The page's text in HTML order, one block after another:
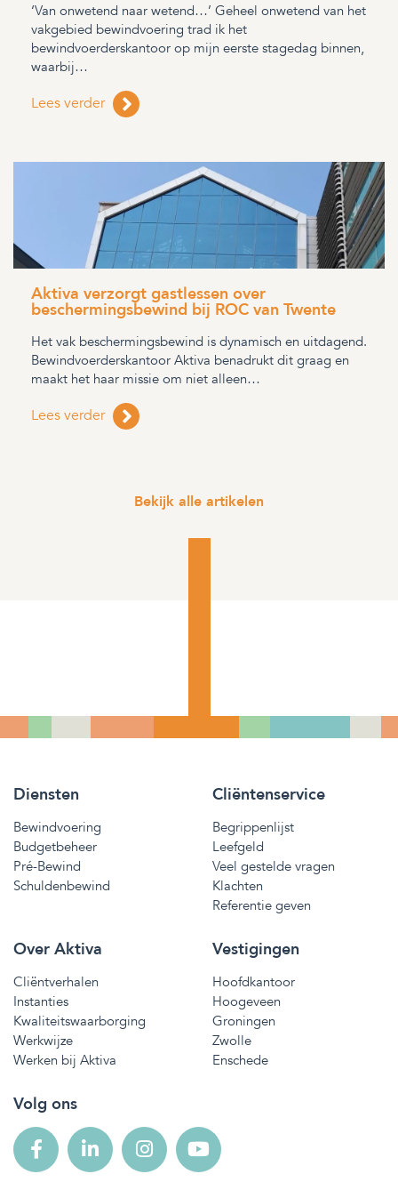
‘Van onwetend naar wetend…’ Geheel onwetend van het
vakgebied bewindvoering trad ik het
bewindvoerderskantoor op mijn eerste stagedag binnen,
waarbij…
Lees verder
Aktiva verzorgt gastlessen over
beschermingsbewind bij ROC van Twente
Het vak beschermingsbewind is dynamisch en uitdagend.
Bewindvoerderskantoor Aktiva benadrukt dit graag en
maakt het haar missie om niet alleen…
Lees verder
Bekijk alle artikelen
Diensten
Bewindvoering
Budgetbeheer
Pré-Bewind
Schuldenbewind
Cliëntenservice
Begrippenlijst
Leefgeld
Veel gestelde vragen
Klachten
Referentie geven
Over Aktiva
Cliëntverhalen
Instanties
Kwaliteitswaarborging
Werkwijze
Werken bij Aktiva
Vestigingen
Hoofdkantoor
Hoogeveen
Groningen
Zwolle
Enschede
Volg ons